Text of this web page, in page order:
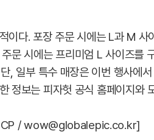
이다. 포장 주문 시에는 L과 M
문 시에는 프리미엄 L 사이즈를
, 일부 특수 매장은 이번 행사에
정보는 피자헛 공식 홈페이지와
CP / wow@globalepic.co.kr]